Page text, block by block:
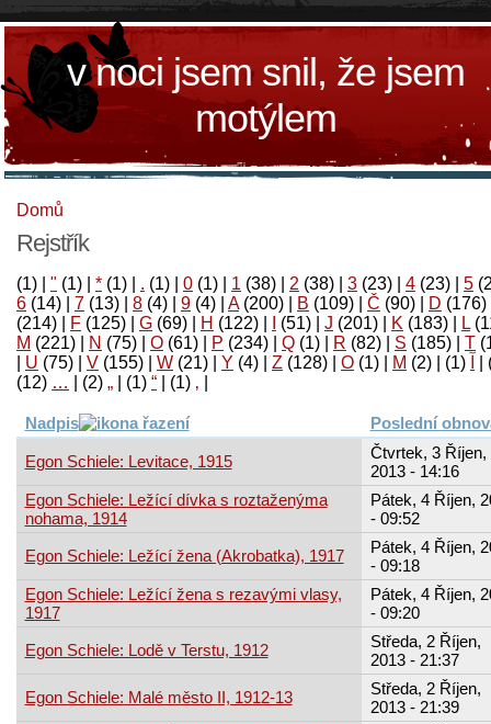
v noci jsem snil, že jsem
motýlem
Domů
Rejstřík
(1) " (1) * (1) . (1) 0 (1) 1 (38) 2 (38) 3 (23) 4 (23) 5
6 (14) 7 (13) 8 (4) 9 (4) A(200) B (109) Č (90) D (176)
(214)
F (125) G (69) H (122) (51) J (201) K (183) L
M (221) N (75) O (61) P (234) Q (1) R (82) S (185) T
U (75) V (155) W (21) Y (4) Z (128) Ο (1) М (2)
(1)
‚
(1)
“
(1)
„
(2)
…
(12)
Nadpis Poslední
Egon Schiele: Levitace, 1915
Čtvrtek, 3 Říjen,
2013 - 14:16
Egon Schiele: Ležící dívka s roztaženýma
nohama, 1914
Pátek, 4 Říjen,
- 09:52
Egon Schiele: Ležící žena (Akrobatka), 1917
Pátek, 4 Říjen,
- 09:18
Egon Schiele: Ležící žena s rezavými vlasy,
1917
Pátek, 4 Říjen,
- 09:20
Egon Schiele: Lodě v Terstu, 1912
Středa, 2 Říjen,
2013 - 21:37
Egon Schiele: Malé město II, 1912-13
Středa, 2 Říjen,
2013 - 21:39